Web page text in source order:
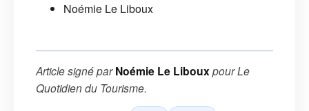
Noémie Le Liboux
Article signé parNoémie Le LibouxpourLe
Quotidien du Tourisme.